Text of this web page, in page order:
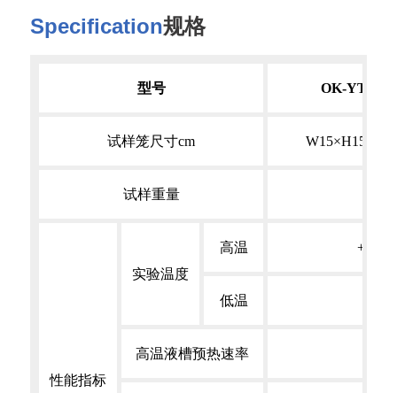
Specification规格
型号 OK-YT-01
试样笼尺寸cm
试样重量
性能指标
实验温度
高温 +30℃
低温
高温液槽预热速率